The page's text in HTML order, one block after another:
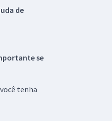
de
se
tenha